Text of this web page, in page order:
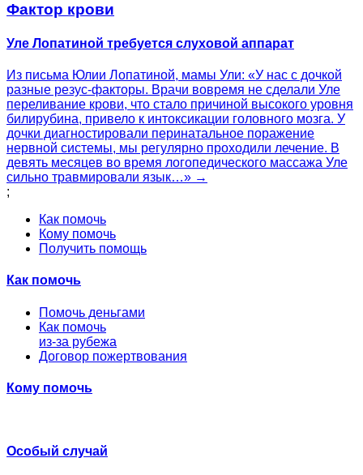
Фактор крови
Уле Лопатиной требуется слуховой аппарат
Из письма Юлии Лопатиной, мамы Ули: «У нас с дочкой
разные резус-факторы. Врачи вовремя не сделали Уле
переливание крови, что стало причиной высокого уровня
билирубина, привело к интоксикации головного мозга. У
дочки диагностировали перинатальное поражение
нервной системы, мы регулярно проходили лечение. В
девять месяцев во время логопедического массажа Уле
сильно травмировали язык…» →
;
Как помочь
Кому помочь
Получить помощь
Как помочь
Помочь деньгами
Как помочь
из-за рубежа
Договор пожертвования
Кому помочь
Особый случай